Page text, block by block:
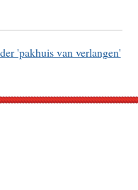
'pakhuis van verlangen'